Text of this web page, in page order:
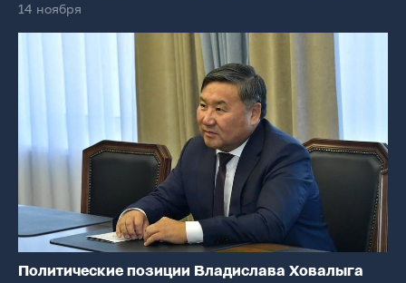
14 ноября
Политические позиции Владислава Ховалыга